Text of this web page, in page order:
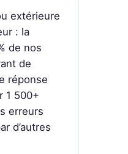
extérieure
: la
de nos
de
réponse
1 500+
erreurs
d’autres